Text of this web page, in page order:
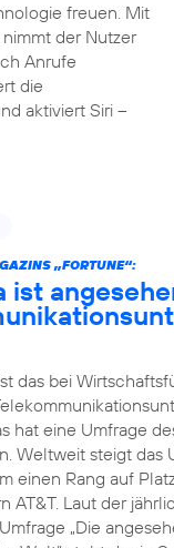
freuen. Mit
der Nutzer
Anrufe
die
aktiviert Siri –
„FORTUNE“:
ist
das bei
hat eine Umfrage
Weltweit steigt das
einen Rang auf
AT&T. Laut der
„Die